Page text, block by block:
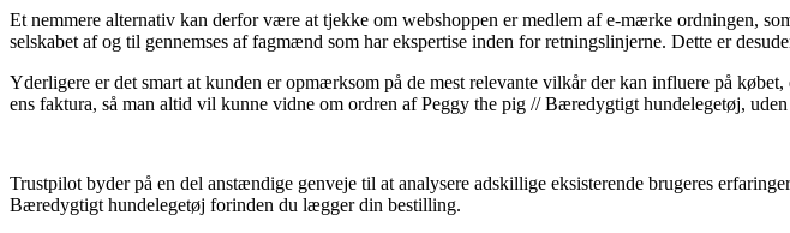
Et nemmere alternativ kan derfor være at tjekke om webshoppen er medlem af e-mærke ordningen,
selskabet af og til gennemses af fagmænd som har ekspertise inden for retningslinjerne. Dette er
Yderligere er det smart at kunden er opmærksom på de mest relevante vilkår der kan influere på
ens faktura, så man altid vil kunne vidne om ordren af Peggy the pig // Bæredygtigt hundelegetøj,
Trustpilot byder på en del anstændige genveje til at analysere adskillige eksisterende brugeres
Bæredygtigt hundelegetøj forinden du lægger din bestilling.